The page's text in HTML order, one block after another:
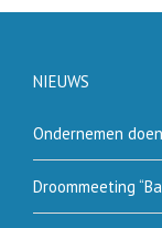
NIEUWS
Ondernemen
Droommeeting